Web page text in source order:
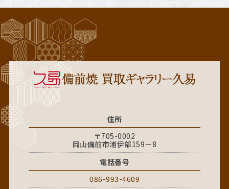
住所
〒705-0002
岡山備前市浦伊部159－8
電話番号
086-993-4609